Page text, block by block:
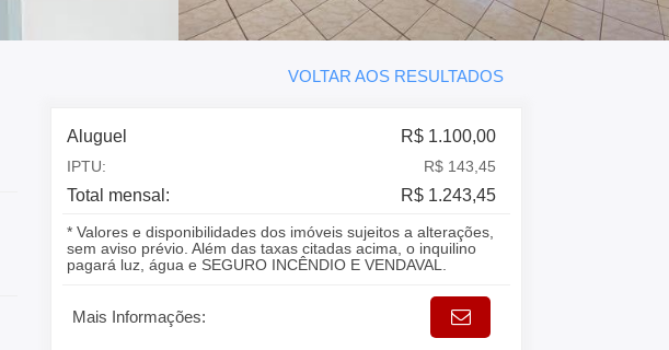
VOLTAR AOS RESULTADOS
Aluguel R$ 1.100,00
IPTU: R$ 143,45
Total mensal: R$ 1.243,45
* Valores e disponibilidades dos imóveis sujeitos a alterações,
sem aviso prévio. Além das taxas citadas acima, o inquilino
pagará luz, água e SEGURO INCÊNDIO E VENDAVAL.
Mais Informações: